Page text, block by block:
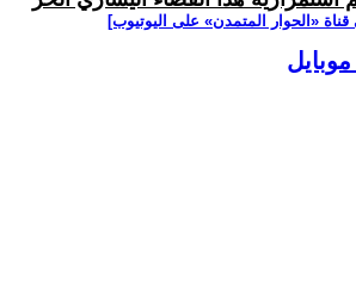
‫«الحوار المتمدن» على اليوتيوب]